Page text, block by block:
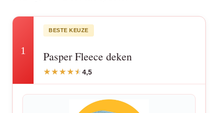
1
BESTE KEUZE
Pasper Fleece deken
4,5